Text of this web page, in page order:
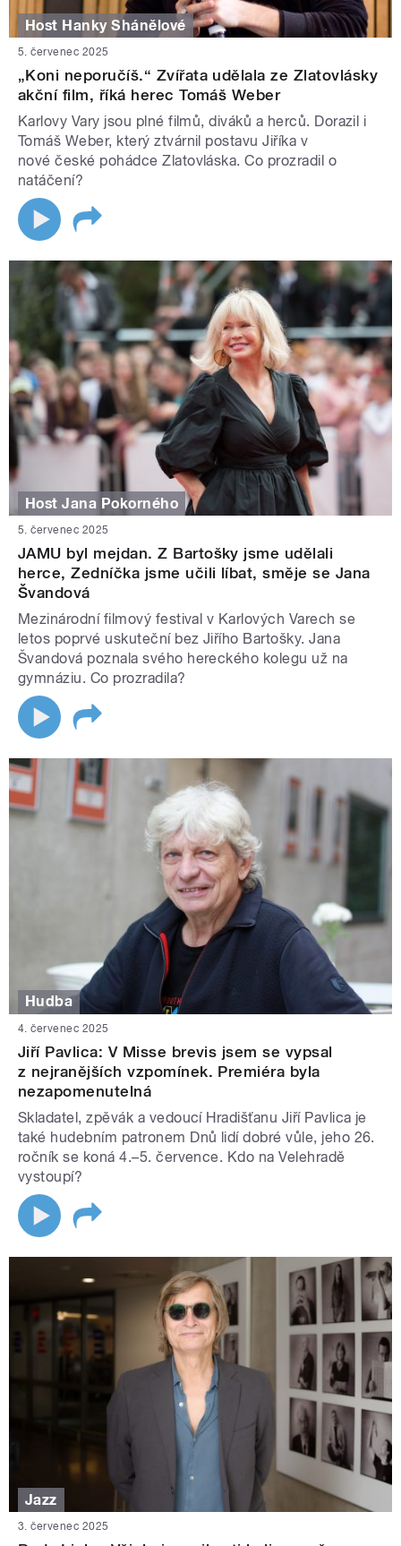
Host Hanky Shánělové
5. červenec 2025
„Koni neporučíš.“ Zvířata udělala ze Zlatovlásky
akční film, říká herec Tomáš Weber
Karlovy Vary jsou plné filmů, diváků a herců. Dorazil i
Tomáš Weber, který ztvárnil postavu Jiříka v
nové české pohádce Zlatovláska. Co prozradil o
natáčení?
Host Jana Pokorného
5. červenec 2025
JAMU byl mejdan. Z Bartošky jsme udělali
herce, Zedníčka jsme učili líbat, směje se Jana
Švandová
Mezinárodní filmový festival v Karlových Varech se
letos poprvé uskuteční bez Jiřího Bartošky. Jana
Švandová poznala svého hereckého kolegu už na
gymnáziu. Co prozradila?
Hudba
4. červenec 2025
Jiří Pavlica: V Misse brevis jsem se vypsal
z nejranějších vzpomínek. Premiéra byla
nezapomenutelná
Skladatel, zpěvák a vedoucí Hradišťanu Jiří Pavlica je
také hudebním patronem Dnů lidí dobré vůle, jeho 26.
ročník se koná 4.–5. července. Kdo na Velehradě
vystoupí?
Jazz
3. červenec 2025